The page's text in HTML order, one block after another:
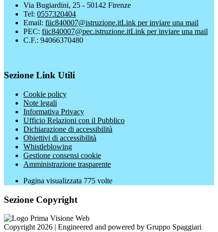
Via Bugiardini, 25 - 50142 Firenze
Tel: 0557320404
Email: fiic840007@istruzione.itLink per inviare una mail
PEC: fiic840007@pec.istruzione.itLink per inviare una mail
C.F.: 94066370480
Sezione Link Utili
Cookie policy
Note legali
Informativa Privacy
Ufficio Relazioni con il Pubblico
Dichiarazione di accessibilità
Obiettivi di accessibilità
Whistleblowing
Gestione consensi cookie
Amministrazione trasparente
Pagina visualizzata 775 volte
Sezione Copyright
Copyright 2026 | Engineered and powered by Gruppo Spaggiari